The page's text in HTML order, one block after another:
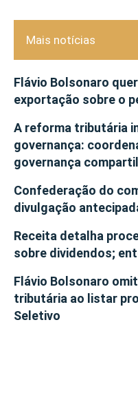
Mais notícias
Flávio Bolsonaro
exportação sobre o
A reforma tributária
governança:
governança
Confederação do
divulgação
Receita detalha
sobre dividendos;
Flávio Bolsonaro
tributária ao listar
Seletivo